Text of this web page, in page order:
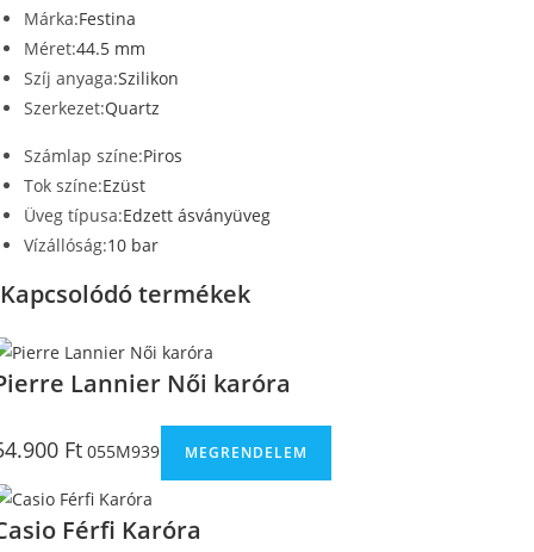
Márka:Festina
Méret:44.5 mm
Szíj anyaga:Szilikon
Szerkezet:Quartz
Számlap színe:Piros
Tok színe:Ezüst
Üveg típusa:Edzett ásványüveg
Vízállóság:10 bar
Kapcsolódó termékek
Lannier Női karóra
Ft055M939 MEGRENDELEM
Férfi Karóra